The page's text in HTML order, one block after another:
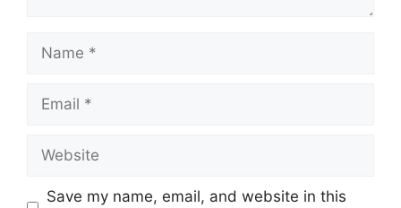
Save my name, email, and website in this